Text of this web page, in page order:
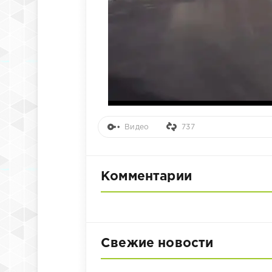
Видео 737
Комментарии
Свежие новости